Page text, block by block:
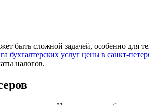
быть сложной задачей, особенно для
бухгалтерских услуг цены в санкт-
налогов.